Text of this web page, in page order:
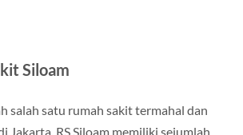
Siloam
salah satu rumah sakit termahal dan
Jakarta. RS Siloam memiliki sejumlah